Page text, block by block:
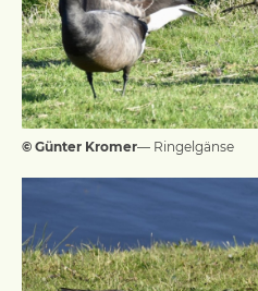
© Günter Kromer— Ringelgänse